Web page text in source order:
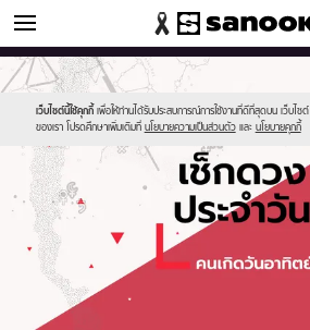
ดูดวง
เว็บไซต์นี้ใช้คุกกี้ เพื่อให้ท่านได้รับประสบการณ์การใช้งานที่ดีที่สุดบน เว็บไซต์
ของเรา โปรดศึกษาเพิ่มเติมที่ นโยบายความเป็นส่วนตัว และ นโยบายคุกกี้
Sanook
//s.isanook.com/sr/0/images/logo-
new-
sanook.png
600
60
//s.isanook.com/ho/0/ud/fxd/day/daily-
horoscope-
sunday.jpg